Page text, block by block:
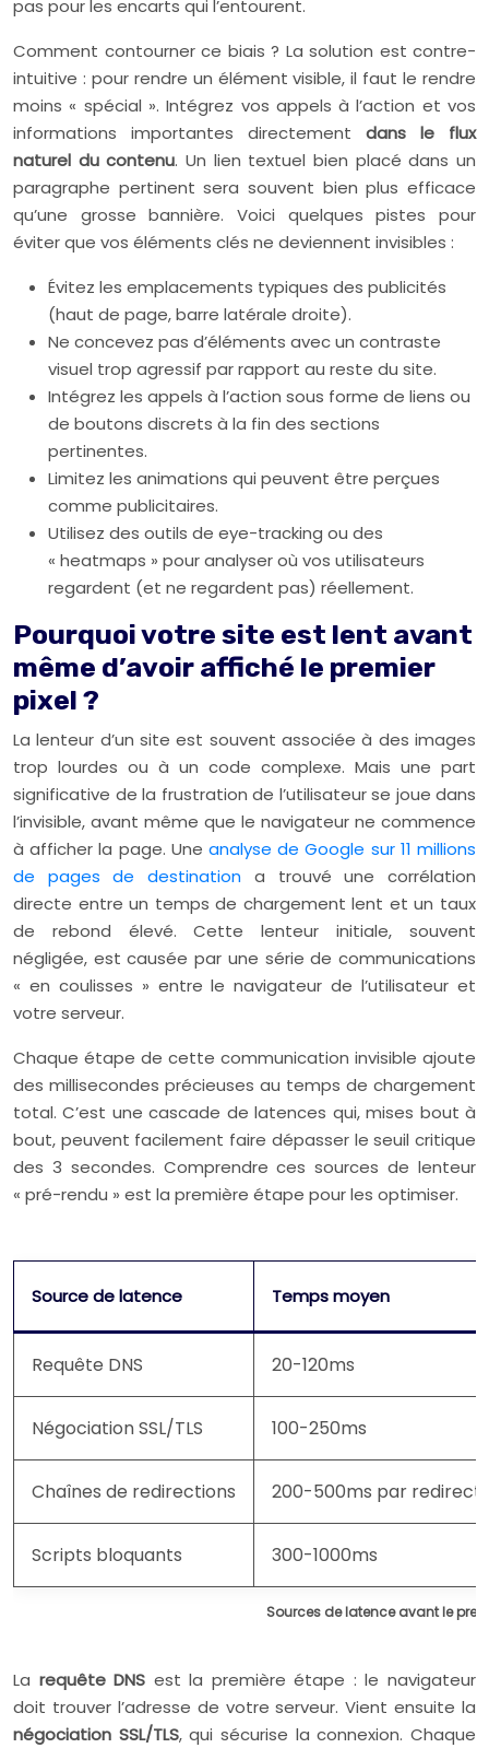
pas pour les encarts qui l’entourent.
Comment contourner ce biais ? La solution est contre-
intuitive : pour rendre un élément visible, il faut le rendre
moins « spécial ». Intégrez vos appels à l’action et vos
informations importantes directement dans le flux
naturel du contenu. Un lien textuel bien placé dans un
paragraphe pertinent sera souvent bien plus efficace
qu’une grosse bannière. Voici quelques pistes pour
éviter que vos éléments clés ne deviennent invisibles :
Évitez les emplacements typiques des publicités
(haut de page, barre latérale droite).
Ne concevez pas d’éléments avec un contraste
visuel trop agressif par rapport au reste du site.
Intégrez les appels à l’action sous forme de liens ou
de boutons discrets à la fin des sections
pertinentes.
Limitez les animations qui peuvent être perçues
comme publicitaires.
Utilisez des outils de eye-tracking ou des
« heatmaps » pour analyser où vos utilisateurs
regardent (et ne regardent pas) réellement.
Pourquoi votre site est lent avant
même d’avoir affiché le premier
pixel ?
La lenteur d’un site est souvent associée à des images
trop lourdes ou à un code complexe. Mais une part
significative de la frustration de l’utilisateur se joue dans
l’invisible, avant même que le navigateur ne commence
à afficher la page. Une analyse de Google sur 11 millions
de pages de destination a trouvé une corrélation
directe entre un temps de chargement lent et un taux
de rebond élevé. Cette lenteur initiale, souvent
négligée, est causée par une série de communications
« en coulisses » entre le navigateur de l’utilisateur et
votre serveur.
Chaque étape de cette communication invisible ajoute
des millisecondes précieuses au temps de chargement
total. C’est une cascade de latences qui, mises bout à
bout, peuvent facilement faire dépasser le seuil critique
des 3 secondes. Comprendre ces sources de lenteur
« pré-rendu » est la première étape pour les optimiser.
Sources de latence avant le
Source de latence Temps moyen
Requête DNS 20-120ms
Négociation SSL/TLS 100-250ms
Chaînes de redirections 200-500ms par
Scripts bloquants 300-1000ms
La requête DNS est la première étape : le navigateur
doit trouver l’adresse de votre serveur. Vient ensuite la
négociation SSL/TLS, qui sécurise la connexion. Chaque